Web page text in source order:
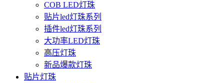
COB LED灯珠
贴片led灯珠系列
插件led灯珠系列
大功率LED灯珠
高压灯珠
新品爆款灯珠
贴片灯珠